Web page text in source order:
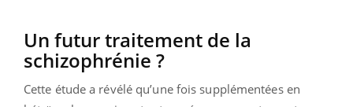
Un futur traitement de la
schizophrénie ?
Cette étude a révélé qu’une fois supplémentées en